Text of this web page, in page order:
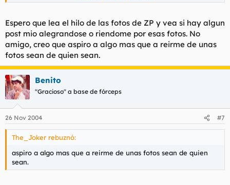
A ver catetazo, hay uno igual de zapatero
Espero que lea el hilo de las fotos de ZP y vea si hay algun
post mio alegrandose o riendome por esas fotos. No
amigo, creo que aspiro a algo mas que a reirme de unas
fotos sean de quien sean.
Benito
"Gracioso" a base de fórceps
26 Nov 2004 #7
The_Joker rebuznó:
aspiro a algo mas que a reirme de unas fotos sean de quien
sean.